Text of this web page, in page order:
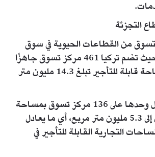
التجزئة
من القطاعات الحيوية في سوق
العقارات التركي، حيث تضم تركيا 461 مركز تسوق جاهزًا
للعمل بإجمالي مساحة قابلة للتأجير تبلغ 14.3 مليون متر
وتستحوذ إسطنبول وحدها على 136 مركز تسوق بمساحة
قابلة للتأجير تصل إلى 5.3 مليون متر مربع، أي ما يعادل
التجارية القابلة للتأجير في